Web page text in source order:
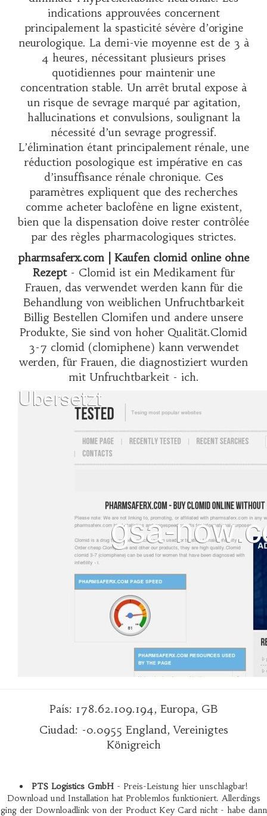
indications approuvées concernent
principalement la spasticité sévère d’origine
neurologique. La demi-vie moyenne est de 3 à
4 heures, nécessitant plusieurs prises
quotidiennes pour maintenir une
concentration stable. Un arrêt brutal expose à
un risque de sevrage marqué par agitation,
hallucinations et convulsions, soulignant la
nécessité d’un sevrage progressif.
L’élimination étant principalement rénale, une
réduction posologique est impérative en cas
d’insuffisance rénale chronique. Ces
paramètres expliquent que des recherches
comme acheter baclofène en ligneexistent,
bien que la dispensation doive rester contrôlée
par des règles pharmacologiques strictes.
pharmsaferx.com | Kaufen clomid online ohne
Rezept- Clomid ist ein Medikament für
Frauen, das verwendet werden kann für die
Behandlung von weiblichen Unfruchtbarkeit
Billig Bestellen Clomifen und andere unsere
Produkte, Sie sind von hoher Qualität.Clomid
3-7 clomid (clomiphene) kann verwendet
werden, für Frauen, die diagnostiziert wurden
mit Unfruchtbarkeit - ich.
País: 178.62.109.194, Europa, GB
Ciudad: -0.0955 England, Vereinigtes
Königreich
PTS Logistics GmbH - Preis-Leistung hier unschlagbar!
Download und Installation hat Problemlos funktioniert. Allerdings
ging der Downloadlink von der Product Key Card nicht - habe dann